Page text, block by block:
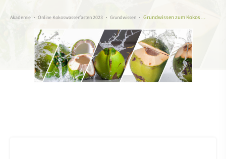
Akademie Online Kokoswasserfasten 2023 Grundwissen Grundwissen zum Kokoswasserfasten